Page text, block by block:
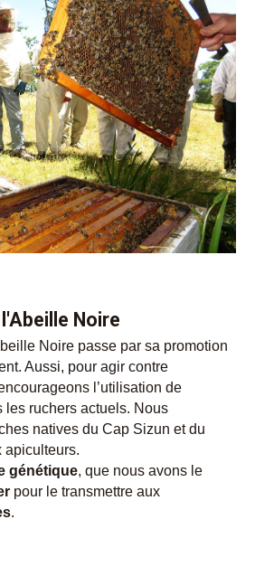
Noire
Noire passe par sa promotion
Aussi, pour agir contre
l’utilisation de
les ruchers actuels. Nous
natives du Cap Sizun et du
apiculteurs.
génétique, que nous avons le
pour le transmettre aux
.